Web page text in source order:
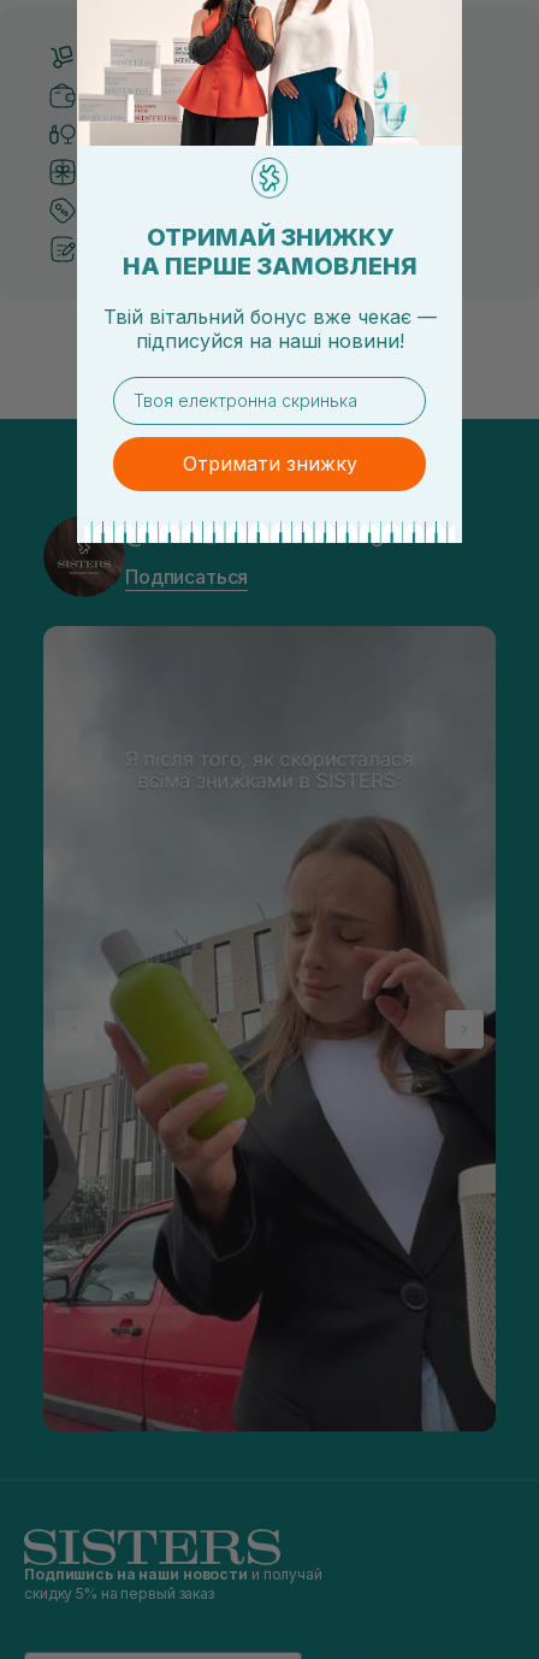
Бесплатная доставка от 3000 UAH
Безопасные способы оплаты
Только оригинальная косметика
Система бонусов и лояльности
Рекомендации от косметологов
@sisters_stelmakh в Instagram
Подписаться
Подпишись на наши новости и получай
скидку 5% на первый заказ
ОТРИМАЙ ЗНИЖКУ
НА ПЕРШЕ ЗАМОВЛЕНЯ
Твій вітальний бонус вже чекає —
підписуйся на наші новини!
email
Отримати знижку